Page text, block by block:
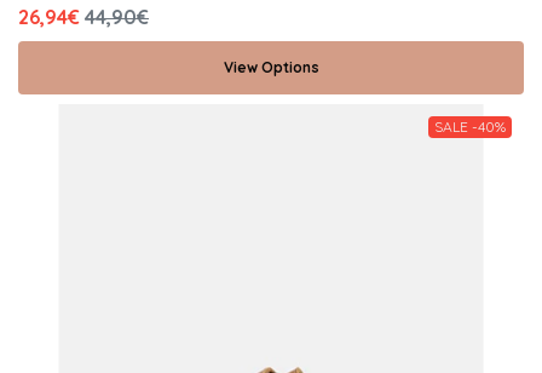
26,94€ 44,90€
View Options
SALE -40%